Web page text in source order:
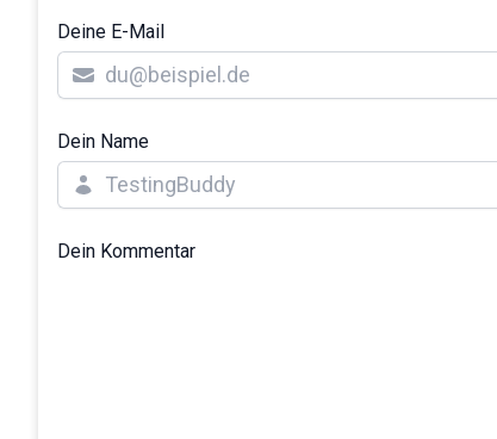
Deine E-Mail
Dein Name
Dein Kommentar